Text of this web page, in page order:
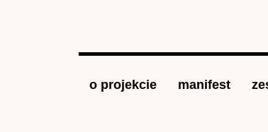
o projekcie manifest